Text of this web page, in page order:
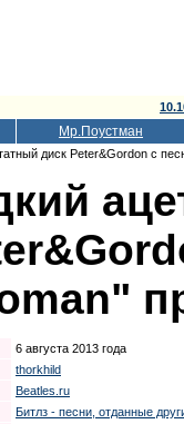
Мр.Поустман
диск Peter&Gordon с
6 августа 2013 года
thorkhild
Beatles.ru
Битлз - песни, отданные